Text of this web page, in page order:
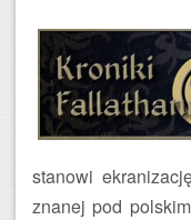
stanowi
znanej pod